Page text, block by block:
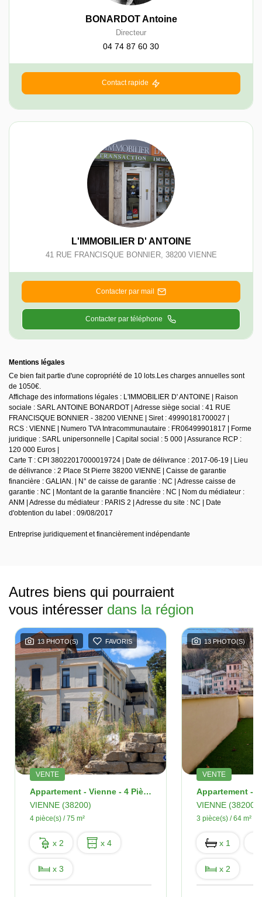
BONARDOT Antoine
Directeur
04 74 87 60 30
Contact rapide
L'IMMOBILIER D' ANTOINE
41 RUE FRANCISQUE BONNIER, 38200 VIENNE
Contacter par mail
Contacter par téléphone
Mentions légales
Ce bien fait partie d'une copropriété de 10 lots.Les charges annuelles sont
de 1050€.
Affichage des informations légales : L'IMMOBILIER D' ANTOINE | Raison
sociale : SARL ANTOINE BONARDOT | Adresse siège social : 41 RUE
FRANCISQUE BONNIER - 38200 VIENNE | Siret : 49990181700027 |
RCS : VIENNE | Numero TVA Intracommunautaire : FR06499901817 | Forme
juridique : SARL unipersonnelle | Capital social : 5 000 | Assurance RCP :
120 000 Euros |
Carte T : CPI 38022017000019724 | Date de délivrance : 2017-06-19 | Lieu
de délivrance : 2 Place St Pierre 38200 VIENNE | Caisse de garantie
financière : GALIAN. | N° de caisse de garantie : NC | Adresse caisse de
garantie : NC | Montant de la garantie financière : NC | Nom du médiateur :
ANM | Adresse du médiateur : PARIS 2 | Adresse du site : NC | Date
d'obtention du label : 09/08/2017
Entreprise juridiquement et financièrement indépendante
Autres biens qui pourraient
vous intéresser dans la région
13 PHOTO(S) FAVORIS
VENTE
Appartement - Vienne - 4 Pièces - 75 M2 - Terrasse
VIENNE (38200)
4 pièce(s) / 75 m²
x 2 x 4
x 3
13 PHOTO(S)
VENTE
VIENNE (38200)
3 pièce(s) / 64 m²
x 1
x 2